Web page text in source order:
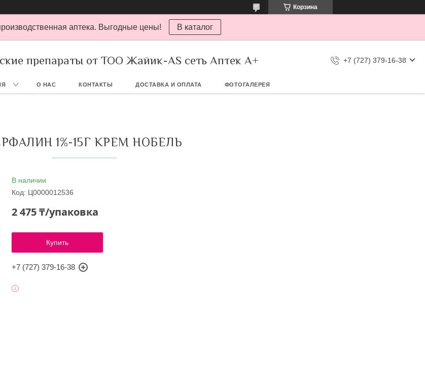
Корзина
аптека. Выгодные цены! В каталог
препараты от ТОО Жайик-AS сеть Аптек А+ +7 (727) 379-16-38
О НАС КОНТАКТЫ ДОСТАВКА И ОПЛАТА ФОТОГАЛЕРЕЯ
1%-15Г КРЕМ НОБЕЛЬ
В наличии
Код: Ц0000012536
2 475 ₸/упаковка
Купить
+7 (727) 379-16-38